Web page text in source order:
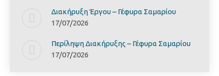
Διακήρυξη Έργoυ – Γέφυρα Σαμαρίoυ
17/07/2026
Περίληψη Διακήρυξης – Γέφυρα Σαμαρίoυ
17/07/2026